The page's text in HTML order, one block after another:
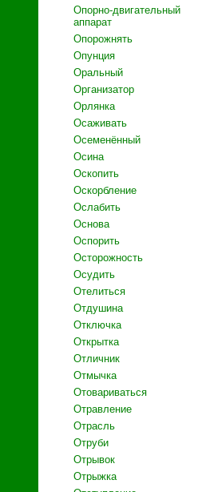
Oпорно-двигательный
аппарат
Опорожнять
Опунция
Оральный
Организатор
Орлянка
Осаживать
Осеменённый
Осина
Оскопить
Оскорбление
Ослабить
Основа
Оспорить
Осторожность
Осудить
Отелиться
Отдушина
Отключка
Открытка
Отличник
Отмычка
Отовариваться
Отравление
Отрасль
Отруби
Отрывок
Отрыжка